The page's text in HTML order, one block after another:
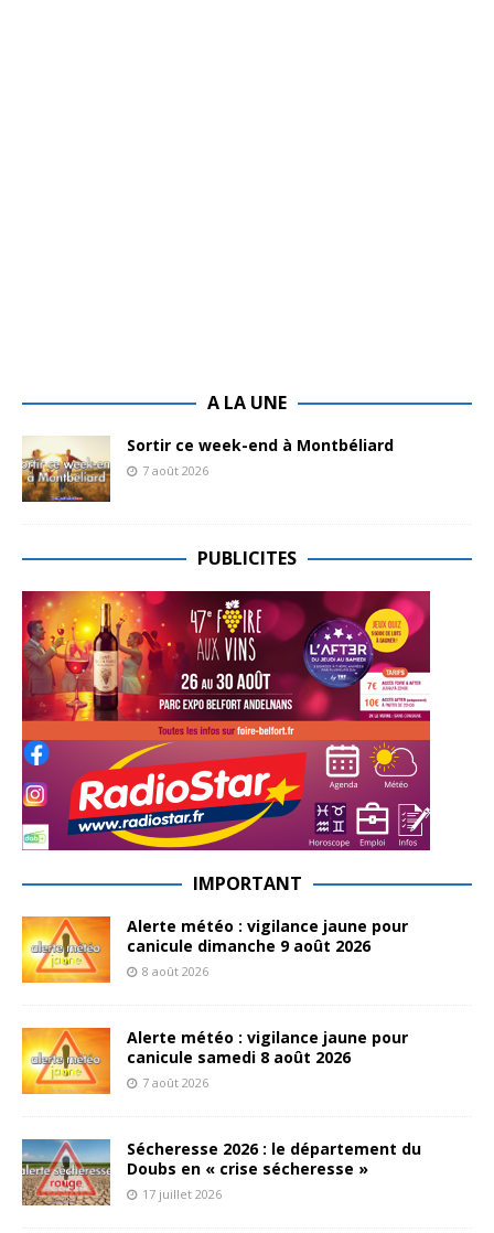
A LA UNE
Sortir ce week-end à Montbéliard
7 août 2026
PUBLICITES
IMPORTANT
Alerte météo : vigilance jaune pour
canicule dimanche 9 août 2026
8 août 2026
Alerte météo : vigilance jaune pour
canicule samedi 8 août 2026
7 août 2026
Sécheresse 2026 : le département du
Doubs en « crise sécheresse »
17 juillet 2026